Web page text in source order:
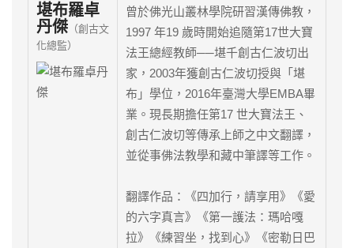
堪布羅卓
丹傑 （創古文
化總監）
曾於佛光山叢林學院研習漢傳佛教，
1997 年19 歲時開始追隨第17世大寶
法王總經教師──堪千創古仁波切出
家，2003年獲創古仁波切授與「堪
布」學位，2016年臺灣大學EMBA畢
業。現長期擔任第17 世大寶法王、
創古仁波切等傳承上師之中文翻譯，
並從事佛法教學和藏中筆譯等工作。
翻譯作品：《四加行，請享用》《愛
的六字真言》《第一護法：瑪哈嘎
拉》《練習坐，找到心》《密勒日巴